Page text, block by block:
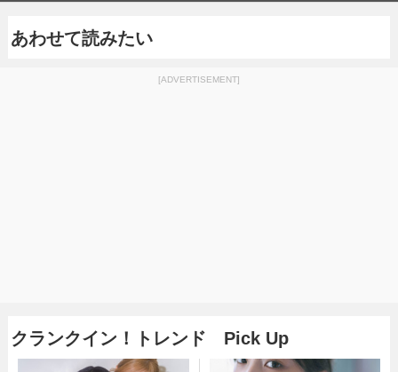
あわせて読みたい
[ADVERTISEMENT]
クランクイン！トレンド Pick Up